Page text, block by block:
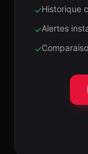
✓Historique
✓Alertes
✓